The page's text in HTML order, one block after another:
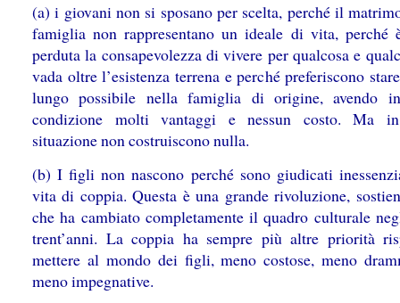
(a) i giovani non si sposano per scelta, perché il
famiglia non rappresentano un ideale di vita, perché
perduta la consapevolezza di vivere per qualcosa e
vada oltre l’esistenza terrena e perché preferiscono
lungo possibile nella famiglia di origine, avendo
condizione molti vantaggi e nessun costo. Ma
situazione non costruiscono nulla.
(b) I figli non nascono perché sono giudicati
vita di coppia. Questa è una grande rivoluzione,
che ha cambiato completamente il quadro culturale
trent’anni. La coppia ha sempre più altre priorità
mettere al mondo dei figli, meno costose, meno
meno impegnative.